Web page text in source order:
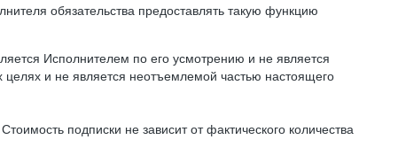
обязательства предоставлять такую функцию
Исполнителем по его усмотрению и не является
и не является неотъемлемой частью настоящего
подписки не зависит от фактического количества